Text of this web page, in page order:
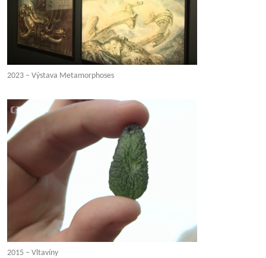
2023 – Výstava Metamorphoses
2015 – Vltavíny